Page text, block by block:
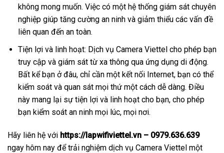
không mong muốn. Việc có một hệ thống giám sát chuyên
nghiệp giúp tăng cường an ninh và giảm thiểu các vấn đề
liên quan đến an toàn.
Tiện lợi và linh hoạt: Dịch vụ Camera Viettel cho phép bạn
truy cập và giám sát từ xa thông qua ứng dụng di động.
Bất kể bạn ở đâu, chỉ cần một kết nối Internet, bạn có thể
kiểm soát và quan sát mọi thứ một cách dễ dàng. Điều
này mang lại sự tiện lợi và linh hoạt cho bạn, cho phép
bạn kiểm soát an ninh mọi lúc, mọi nơi.
Hãy liên hệ với https://lapwifiviettel.vn – 0979.636.639
ngay hôm nay để trải nghiệm dịch vụ Camera Viettel một